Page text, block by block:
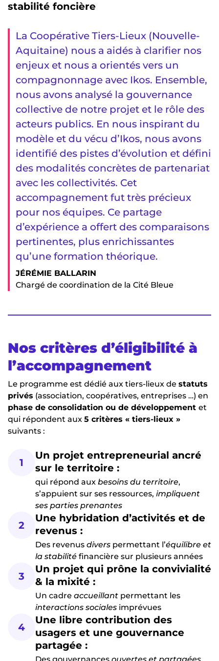
stabilité foncière
La Coopérative Tiers-Lieux (Nouvelle-
Aquitaine) nous a aidés à clarifier nos
enjeux et nous a orientés vers un
compagnonnage avec Ikos. Ensemble,
nous avons analysé la gouvernance
collective de notre projet et le rôle des
acteurs publics. En nous inspirant du
modèle et du vécu d’Ikos, nous avons
identifié des pistes d’évolution et défini
des modalités concrètes de partenariat
avec les collectivités. Cet
accompagnement fut très précieux
pour nos équipes. Ce partage
d’expérience a offert des comparaisons
pertinentes, plus enrichissantes
qu’une formation théorique.
JÉRÉMIE BALLARIN
Chargé de coordination de la Cité Bleue
Nos critères d’éligibilité à
l’accompagnement
Le programme est dédié aux tiers-lieux de statuts
privés (association, coopératives, entreprises …) en
phase de consolidation ou de développement et
qui répondent aux 5 critères « tiers-lieux »
suivants :
1
Un projet entrepreneurial ancré
sur le territoire :
qui répond aux besoins du territoire,
s’appuient sur ses ressources, impliquent
ses parties prenantes
2
Une hybridation d’activités et de
revenus :
Des revenus divers permettant l’équilibre et
la stabilité financière sur plusieurs années
3
Un projet qui prône la convivialité
& la mixité :
Un cadre accueillant permettant les
interactions sociales imprévues
4
Une libre contribution des
usagers et une gouvernance
partagée :